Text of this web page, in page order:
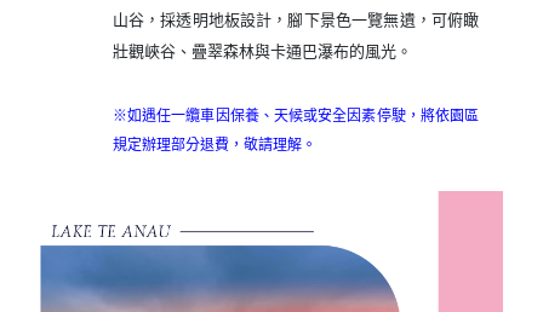
山谷，採透明地板設計，腳下景色一覽無遺，可俯瞰
壯觀峽谷、疊翠森林與卡通巴瀑布的風光。
※如遇任一纜車因保養、天候或安全因素停駛，將依園區
規定辦理部分退費，敬請理解。